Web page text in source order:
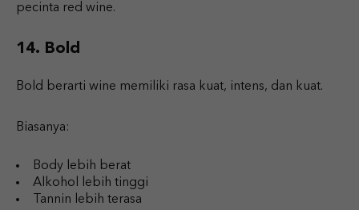
pecinta red wine.
14. Bold
Bold berarti wine memiliki rasa kuat, intens, dan kuat.
Biasanya:
Body lebih berat
Alkohol lebih tinggi
Tannin lebih terasa